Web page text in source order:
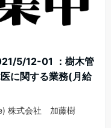
5/12-01 ：樹木管
に関する業務(月給
株式会社 加藤樹